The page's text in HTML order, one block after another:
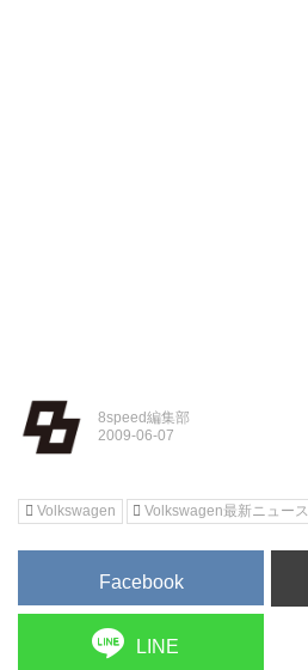
8speed編集部
Volkswagen Volkswagen最新ニュース
Facebook
LINE